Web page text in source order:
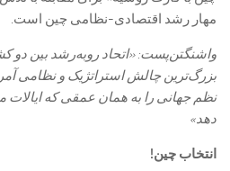
مهار رشد اقتصادی-نظامی چین است.
واشنگتن‌پست: «اتحاد روبه‌رشد بین دو
بزرگ‌ترین چالش استراتژیک و نظامی
نظم جهانی را به همان عمقی که ایالات
دهد»
انتخاب چین!